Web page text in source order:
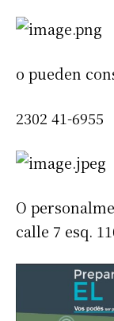
o pueden
2302 41-6955
O
calle 7 esq.